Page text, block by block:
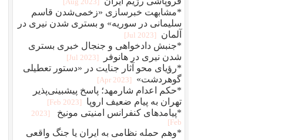
*مشابهت خبرسازی «زخمی‌شدن قاسم
سلیمانی در سوریه» و بستری شدن نیری در
آلمان
[2023 Jul]
*جنبش دادخواهی و جنجال خبری بستری
شدن نیری در هانوفر
[2023 Jul]
*رؤیای محو آثار جنایت در «دستور تعطیلی
گوهردشت»
[2023 Apr]
*حکم اعدام شارمهد؛ پاسخ پیشبینی‌پذیر
تهران به پیام ضعیف اروپا
[2023 Feb]
*پیامدهای کنفرانس امنیتی مونیخ
[2023
Feb]
*وهم حمله نظامی به ایران یا جنگ واقعی